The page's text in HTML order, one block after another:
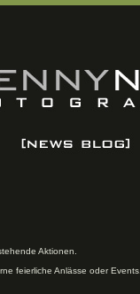
Aktionen.
feierliche Anlässe oder Events.